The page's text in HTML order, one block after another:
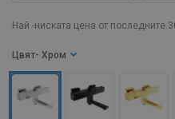
Най -ниската цена от последните
Цвят - Хром